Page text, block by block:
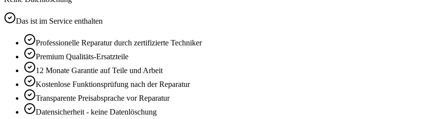
Das ist im Service enthalten
Professionelle Reparatur durch zertifizierte Techniker
Premium Qualitäts-Ersatzteile
12 Monate Garantie auf Teile und Arbeit
Kostenlose Funktionsprüfung nach der Reparatur
Transparente Preisabsprache vor Reparatur
Datensicherheit - keine Datenlöschung